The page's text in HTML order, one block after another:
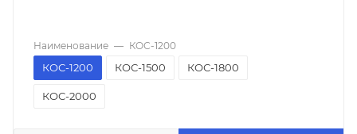
Наименование — КОС-1200
КОС-1200 КОС-1500 КОС-1800
КОС-2000